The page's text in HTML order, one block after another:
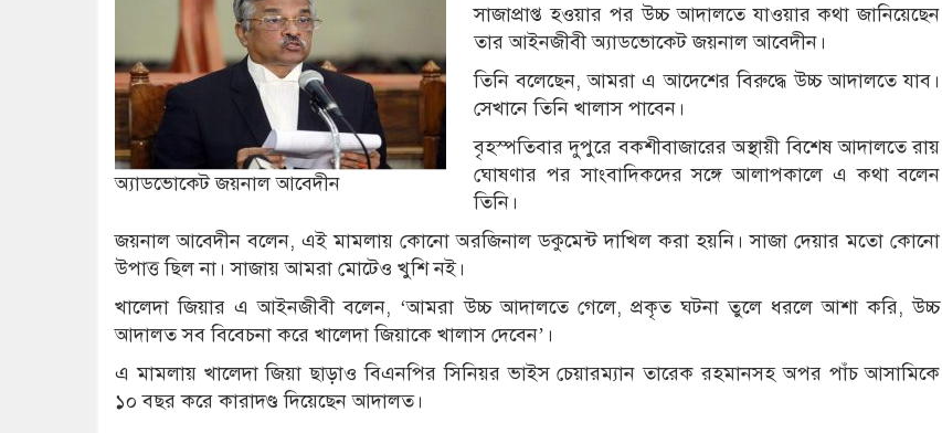
অ্যাডভোকেট জয়নাল আবেদীন
সাজাপ্রাপ্ত হওয়ার পর উচ্চ আদালতে যাওয়ার কথা জানিয়েছেন
তার আইনজীবী অ্যাডভোকেট জয়নাল আবেদীন।
তিনি বলেছেন, আমরা এ আদেশের বিরুদ্ধে উচ্চ আদালতে যাব।
সেখানে তিনি খালাস পাবেন।
বৃহস্পতিবার দুপুরে বকশীবাজারের অস্থায়ী বিশেষ আদালতে রায়
ঘোষণার পর সাংবাদিকদের সঙ্গে আলাপকালে এ কথা বলেন
তিনি।
জয়নাল আবেদীন বলেন, এই মামলায় কোনো অরজিনাল ডকুমেন্ট দাখিল করা হয়নি। সাজা দেয়ার মতো কোনো
উপাত্ত ছিল না। সাজায় আমরা মোটেও খুশি নই।
খালেদা জিয়ার এ আইনজীবী বলেন, ‘আমরা উচ্চ আদালতে গেলে, প্রকৃত ঘটনা তুলে ধরলে আশা করি, উচ্চ
আদালত সব বিবেচনা করে খালেদা জিয়াকে খালাস দেবেন’।
এ মামলায় খালেদা জিয়া ছাড়াও বিএনপির সিনিয়র ভাইস চেয়ারম্যান তারেক রহমানসহ অপর পাঁচ আসামিকে
১০ বছর করে কারাদণ্ড দিয়েছেন আদালত।